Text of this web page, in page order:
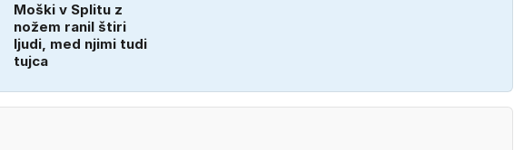
Moški v Splitu z
nožem ranil štiri
ljudi, med njimi tudi
tujca